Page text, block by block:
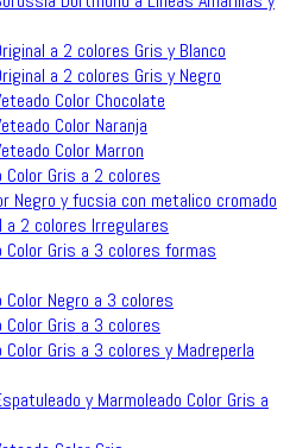
a 2 colores Gris y Blanco
a 2 colores Gris y Negro
Color Chocolate
Color Naranja
Color Marron
Gris a 2 colores
Negro y fucsia con metalico cromado
a 2 colores Irregulares
Color Gris a 3 colores formas
Negro a 3 colores
Gris a 3 colores
Gris a 3 colores y Madreperla
y Marmoleado Color Gris a